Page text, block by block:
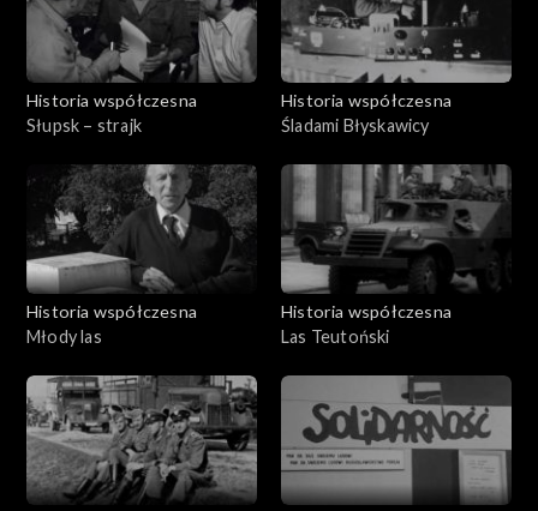
Historia współczesna
Słupsk – strajk
Historia współczesna
Śladami Błyskawicy
Historia współczesna
Młody las
Historia współczesna
Las Teutoński